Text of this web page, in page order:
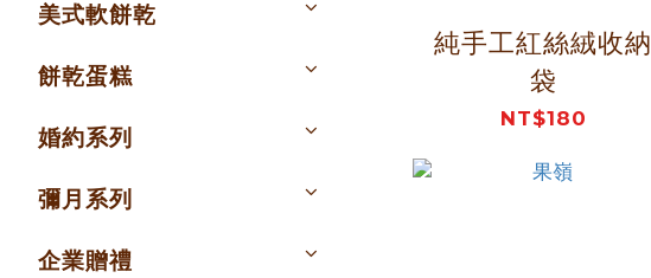
美式軟餅乾
餅乾蛋糕
婚約系列
彌月系列
企業贈禮
純手工紅絲絨收納
袋
NT$180